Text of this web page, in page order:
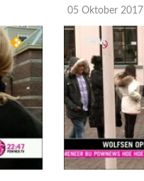
05 Oktober 2017